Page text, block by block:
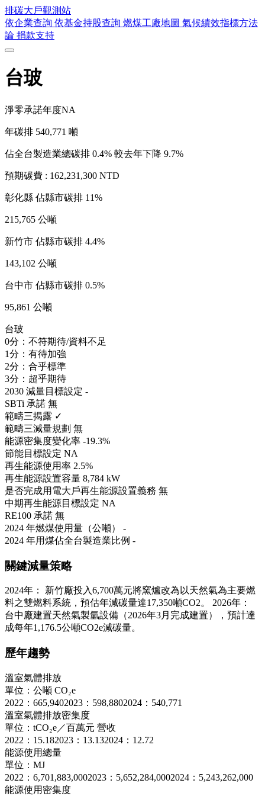
排碳大戶觀測站
依企業查詢 依基金持股查詢 燃煤工廠地圖 氣候績效指標方法
論 捐款支持
台玻
淨零承諾年度NA
年碳排 540,771 噸
佔全台製造業總碳排 0.4% 較去年下降 9.7%
預期碳費 : 162,231,300 NTD
彰化縣 佔縣市碳排 11%
215,765 公噸
新竹市 佔縣市碳排 4.4%
143,102 公噸
台中市 佔縣市碳排 0.5%
95,861 公噸
台玻
0分：不符期待/資料不足
1分：有待加強
2分：合乎標準
3分：超乎期待
2030 減量目標設定 -
SBTi 承諾 無
範疇三揭露 ✓
範疇三減量規劃 無
能源密集度變化率 -19.3%
節能目標設定 NA
再生能源使用率 2.5%
再生能源設置容量 8,784 kW
是否完成用電大戶再生能源設置義務 無
中期再生能源目標設定 NA
RE100 承諾 無
2024 年燃煤使用量（公噸） -
2024 年用煤佔全台製造業比例 -
關鍵減量策略
2024年： 新竹廠投入6,700萬元將窯爐改為以天然氣為主要燃
料之雙燃料系統，預估年減碳量達17,350噸CO2。 2026年：
台中廠建置天然氣製氫設備（2026年3月完成建置），預計達
成每年1,176.5公噸CO2e減碳量。
歷年趨勢
溫室氣體排放
單位：公噸 CO₂e
2022：665,9402023：598,8802024：540,771
溫室氣體排放密集度
單位：tCO₂e／百萬元 營收
2022：15.182023：13.132024：12.72
能源使用總量
單位：MJ
2022：6,701,883,0002023：5,652,284,0002024：5,243,262,000
能源使用密集度